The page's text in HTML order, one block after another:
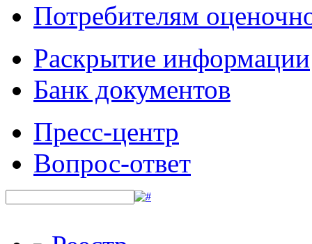
Потребителям
Раскрытие информации
Банк документов
Пресс-центр
Вопрос-ответ